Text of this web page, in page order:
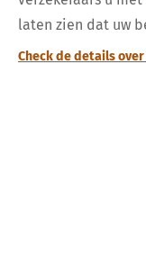
laten zien dat uw
Check de details